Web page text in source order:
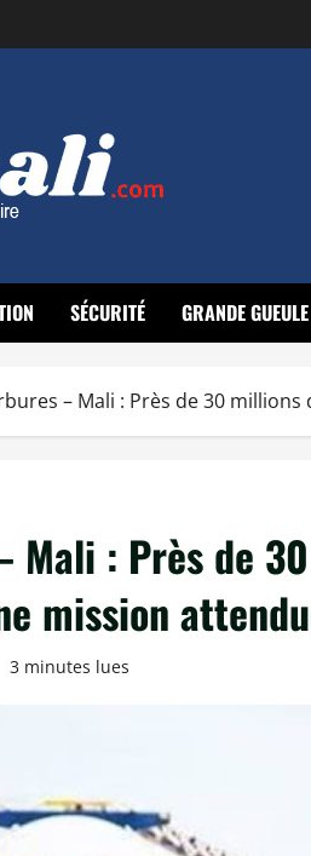
SÉCURITÉ GRANDE GUEULE
– Mali : Près de 30
Mali : Près de
mission
3 minutes lues